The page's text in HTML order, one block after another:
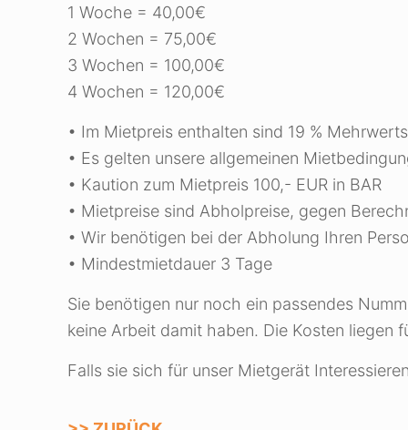
1 Woche = 40,00€
2 Wochen = 75,00€
3 Wochen = 100,00€
4 Wochen = 120,00€
• Im Mietpreis enthalten sind 19 %
• Es gelten unsere allgemeinen
• Kaution zum Mietpreis 100,- EUR in BAR
• Mietpreise sind Abholpreise, gegen
• Wir benötigen bei der Abholung Ihren
• Mindestmietdauer 3 Tage
Sie benötigen nur noch ein passendes
keine Arbeit damit haben. Die Kosten liegen
Falls sie sich für unser Mietgerät